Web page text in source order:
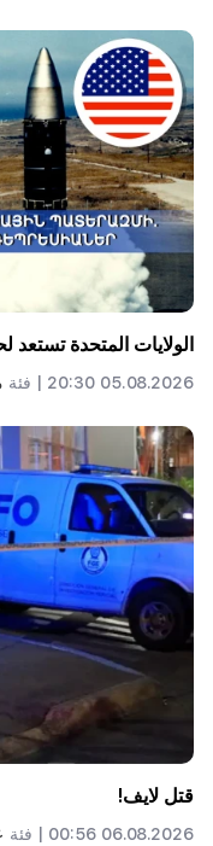
الولايات المتحدة
05.08.2026 20:30 | فئة
قتل لايف!
06.08.2026 00:56 | فئة